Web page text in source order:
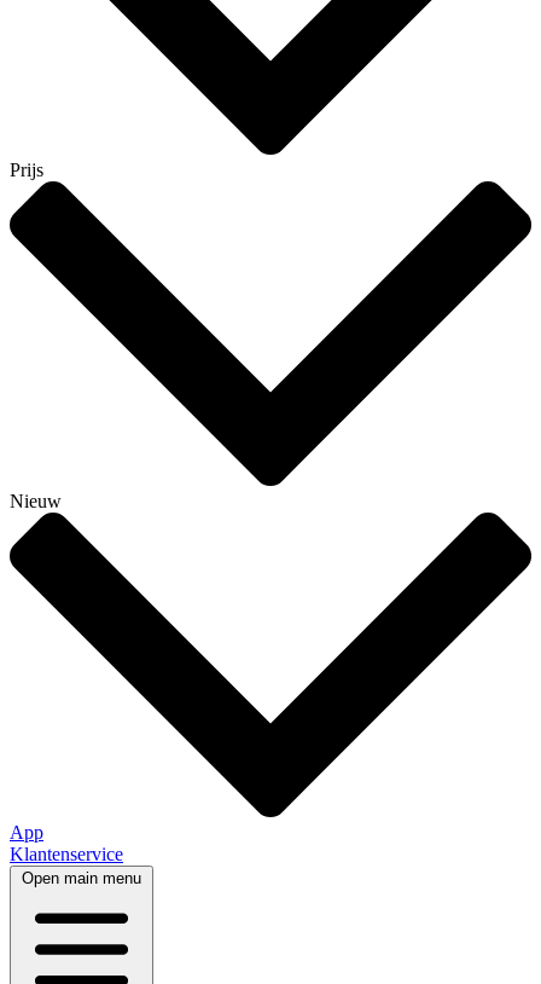
Prijs
Nieuw
App
Klantenservice
Open main menu